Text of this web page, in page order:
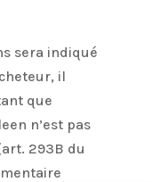
sera indiqué
il
que
n’est pas
293B du